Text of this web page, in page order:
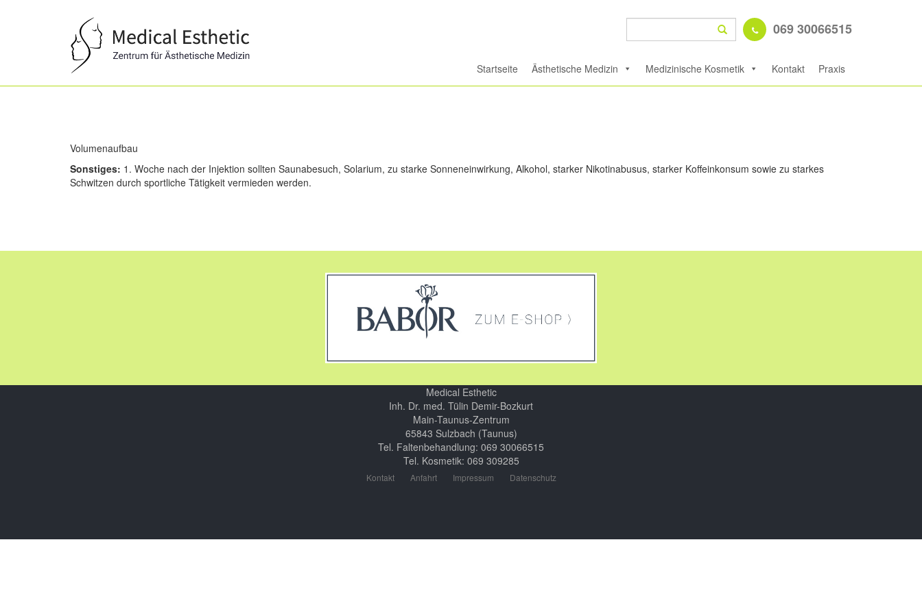
Suche
nach:
Search 069 30066515
Startseite Ästhetische Medizin Medizinische Kosmetik Kontakt Praxis
Volumenaufbau
Sonstiges: 1. Woche nach der Injektion sollten Saunabesuch, Solarium, zu starke Sonneneinwirkung, Alkohol, starker Nikotinabusus, starker Koffeinkonsum sowie zu starkes
Schwitzen durch sportliche Tätigkeit vermieden werden.
Medical Esthetic
Inh. Dr. med. Tülin Demir-Bozkurt
Main-Taunus-Zentrum
65843 Sulzbach (Taunus)
Tel. Faltenbehandlung: 069 30066515
Tel. Kosmetik: 069 309285
Kontakt Anfahrt Impressum Datenschutz